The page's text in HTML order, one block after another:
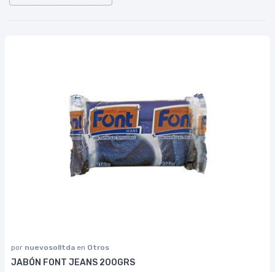
por nuevosolltda en Otros
JABÓN FONT JEANS 200GRS